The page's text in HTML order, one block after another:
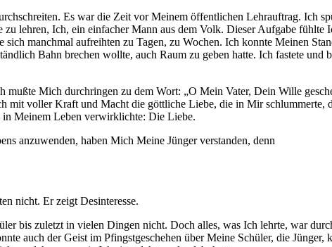
Es war die Zeit vor Meinem öffentlichen Lehrauftrag. Ich
lehren, Ich, ein einfacher Mann aus dem Volk. Dieser Aufgabe
manchmal aufreihten zu Tagen, zu Wochen. Ich konnte Meinen
Bahn brechen wollte, auch Raum zu geben hatte. Ich fastete
Mich durchringen zu dem Wort: „O Mein Vater, Dein Wille
mit voller Kraft und Macht die göttliche Liebe, die in Mir
Meinem Leben verwirklichte: Die Liebe.
anzuwenden, haben Mich Meine Jünger verstanden, denn
nicht. Er zeigt Desinteresse.
bis zuletzt in vielen Dingen nicht. Doch alles, was Ich lehrte, war
auch der Geist im Pfingstgeschehen über Meine Schüler, die